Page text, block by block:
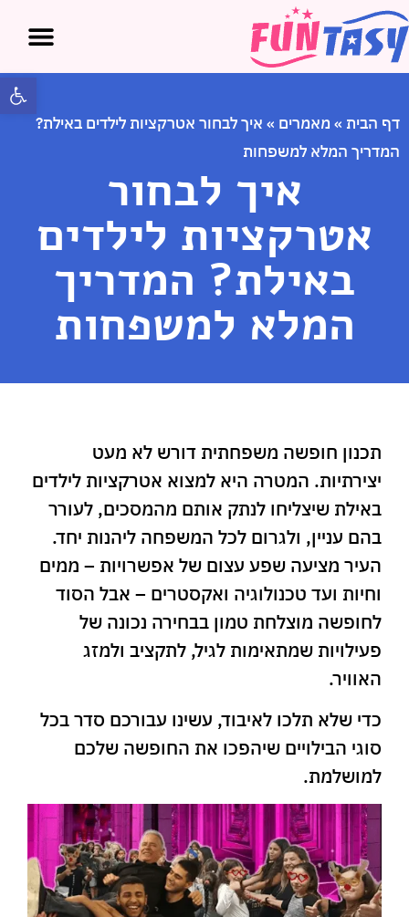
דף הבית » מאמרים » איך לבחור אטרקציות לילדים באילת?
המדריך המלא למשפחות
איך לבחור
אטרקציות לילדים
באילת? המדריך
המלא למשפחות
תכנון חופשה משפחתית דורש לא מעט
יצירתיות. המטרה היא למצוא אטרקציות לילדים
באילת שיצליחו לנתק אותם מהמסכים, לעורר
בהם עניין, ולגרום לכל המשפחה ליהנות יחד.
העיר מציעה שפע עצום של אפשרויות – ממים
וחיות ועד טכנולוגיה ואקסטרים – אבל הסוד
לחופשה מוצלחת טמון בבחירה נכונה של
פעילויות שמתאימות לגיל, לתקציב ולמזג
האוויר.
כדי שלא תלכו לאיבוד, עשינו עבורכם סדר בכל
סוגי הבילויים שיהפכו את החופשה שלכם
למושלמת.